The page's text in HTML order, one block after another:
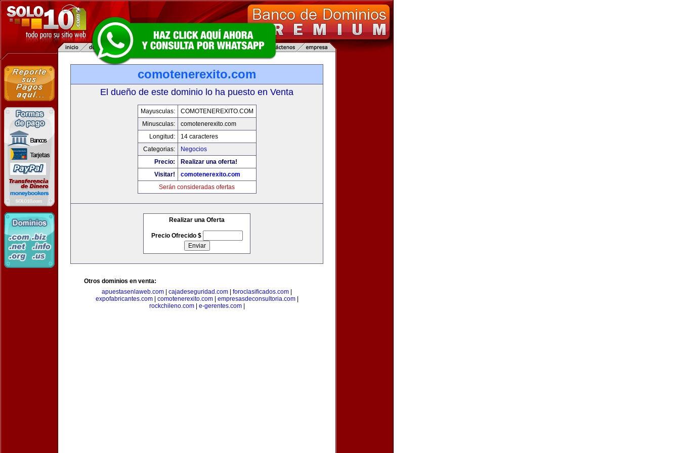
comotenerexito.com
El dueño de este dominio lo ha puesto en Venta
Mayusculas:
COMOTENEREXITO.COM
Minusculas:
comotenerexito.com
Longitud:
14 caracteres
Categorias:
Negocios
Precio:
Realizar una oferta!
Visitar!
comotenerexito.com
Serán consideradas ofertas
Realizar una Oferta
Precio Ofrecido $
Otros dominios en venta:
apuestasenlaweb.com
cajadeseguridad.com foroclasificados.com
expofabricantes.com| comotenerexito.com| empresasdeconsultoria.com|
rockchileno.com| e-gerentes.com|